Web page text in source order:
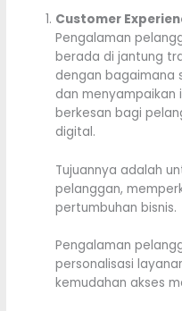
Customer
Pengalaman
berada di jantung
dengan bagaimana
dan menyampaikan
berkesan bagi
digital.
Tujuannya adalah
pelanggan,
pertumbuhan bisnis.
Pengalaman
personalisasi
kemudahan akses